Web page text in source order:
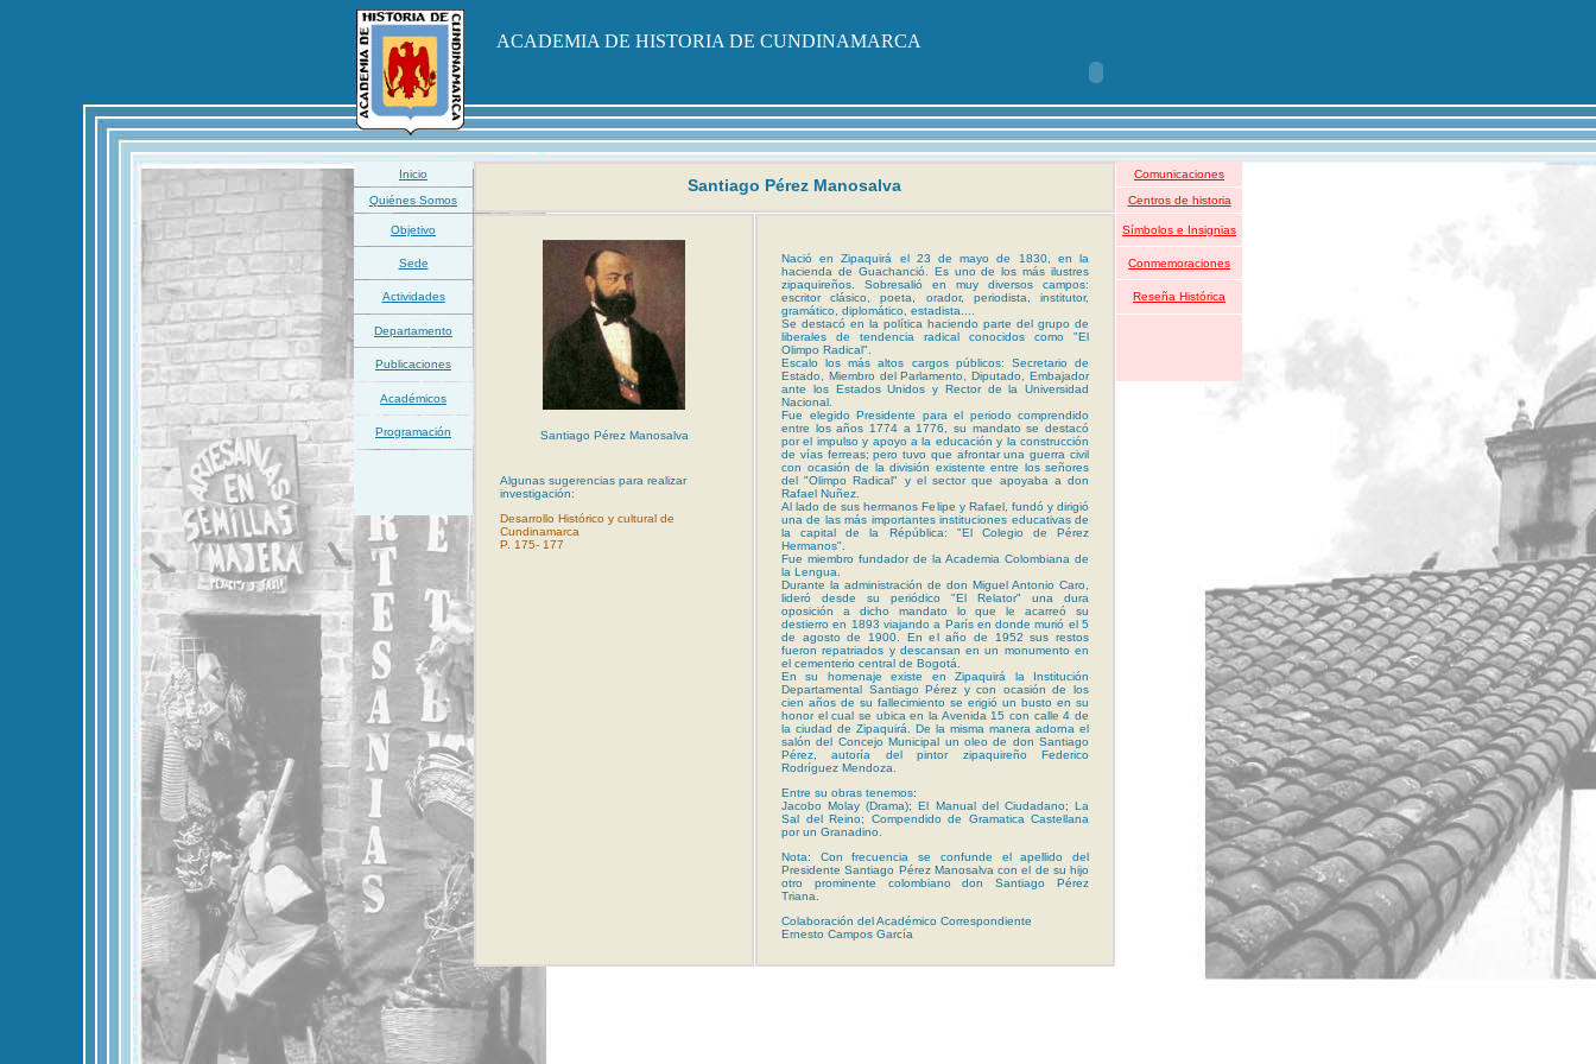
ACADEMIA DE HISTORIA DE CUNDINAMARCA
Inicio
Santiago Pérez Manosalva
Comunicaciones
Quiénes Somos
Centros de historia
Objetivo
Santiago Pérez Manosalva
Algunas sugerencias para realizar
investigación:
Desarrollo Histórico y cultural de
Cundinamarca
P. 175- 177
Nació en Zipaquirá el 23 de mayo de 1830, en la
hacienda de Guachanció. Es uno de los más ilustres
zipaquireños. Sobresalió en muy diversos campos:
escritor clásico, poeta, orador, periodista, institutor,
gramático, diplomático, estadista....
Se destacó en la política haciendo parte del grupo de
liberales de tendencia radical conocidos como "El
Olimpo Radical".
Escalo los más altos cargos públicos: Secretario de
Estado, Miembro del Parlamento, Diputado, Embajador
ante los Estados Unidos y Rector de la Universidad
Nacional.
Fue elegido Presidente para el periodo comprendido
entre los años 1774 a 1776, su mandato se destacó
por el impulso y apoyo a la educación y la construcción
de vías ferreas; pero tuvo que afrontar una guerra civil
con ocasión de la división existente entre los señores
del "Olimpo Radical" y el sector que apoyaba a don
Rafael Nuñez.
Al lado de sus hermanos Felipe y Rafael, fundó y dirigió
una de las más importantes instituciones educativas de
la capital de la Répública: "El Colegio de Pérez
Hermanos".
Fue miembro fundador de la Academia Colombiana de
la Lengua.
Durante la administración de don Miguel Antonio Caro,
lideró desde su periódico "El Relator" una dura
oposición a dicho mandato lo que le acarreó su
destierro en 1893 viajando a París en donde murió el 5
de agosto de 1900. En el año de 1952 sus restos
fueron repatriados y descansan en un monumento en
el cementerio central de Bogotá.
En su homenaje existe en Zipaquirá la Institución
Departamental Santiago Pérez y con ocasión de los
cien años de su fallecimiento se erigió un busto en su
honor el cual se ubica en la Avenida 15 con calle 4 de
la ciudad de Zipaquirá. De la misma manera adorna el
salón del Concejo Municipal un oleo de don Santiago
Pérez, autoría del pintor zipaquireño Federico
Rodríguez Mendoza.
Entre su obras tenemos:
Jacobo Molay (Drama); El Manual del Ciudadano; La
Sal del Reino; Compendido de Gramatica Castellana
por un Granadino.
Nota: Con frecuencia se confunde el apellido del
Presidente Santiago Pérez Manosalva con el de su hijo
otro prominente colombiano don Santiago Pérez
Triana.
Colaboración del Académico Correspondiente
Ernesto Campos García
Símbolos e Insignias
Sede Conmemoraciones
Actividades Reseña Histórica
Departamento
Publicaciones
Académicos
Programación